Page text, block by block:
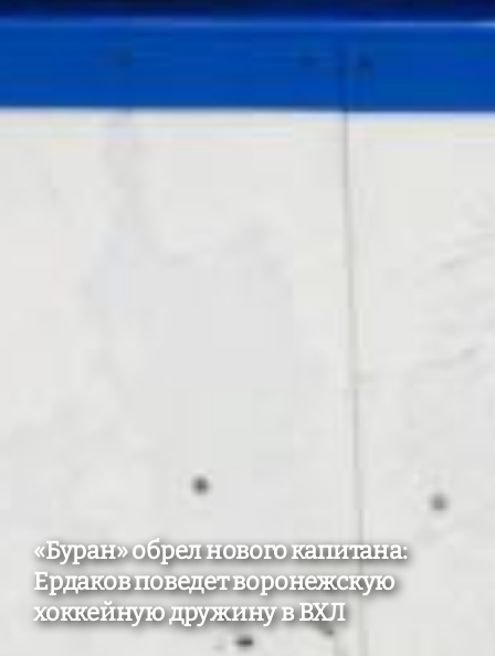
«Буран» обрел нового капитана:
Ердаков поведет воронежскую
хоккейную дружину в ВХЛ